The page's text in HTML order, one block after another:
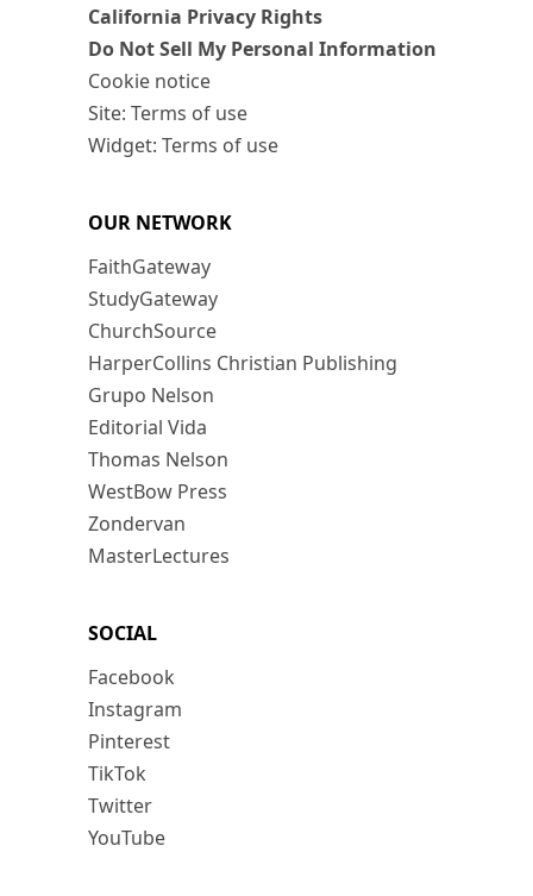
California Privacy Rights
Do Not Sell My Personal Information
Cookie notice
Site: Terms of use
Widget: Terms of use
OUR NETWORK
FaithGateway
StudyGateway
ChurchSource
HarperCollins Christian Publishing
Grupo Nelson
Editorial Vida
Thomas Nelson
WestBow Press
Zondervan
MasterLectures
SOCIAL
Facebook
Instagram
Pinterest
TikTok
Twitter
YouTube